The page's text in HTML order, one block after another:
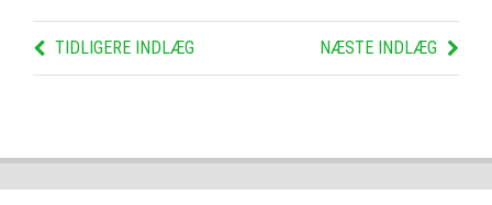
TIDLIGERE INDLÆG NÆSTE INDLÆG